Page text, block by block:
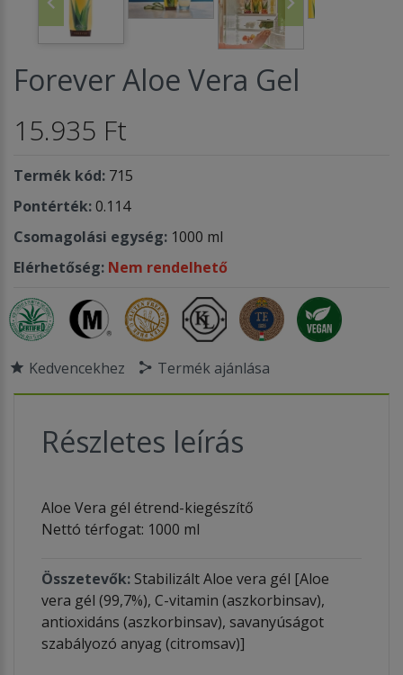
Forever Aloe Vera Gel
15.935 Ft
Termék kód: 715
Pontérték:0.114
Csomagolási egység: 1000 ml
Elérhetőség: Nem rendelhető
Kedvencekhez Termék ajánlása
Részletes leírás
Aloe Vera gél étrend-kiegészítő
Nettó térfogat: 1000 ml
Összetevők: Stabilizált Aloe vera gél [Aloe
vera gél (99,7%), C-vitamin (aszkorbinsav),
antioxidáns (aszkorbinsav), savanyúságot
szabályozó anyag (citromsav)]